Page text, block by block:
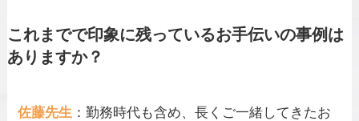
これまでで印象に残っているお手伝いの事例は
ありますか？
佐藤先生 ：勤務時代も含め、長くご一緒してきたお